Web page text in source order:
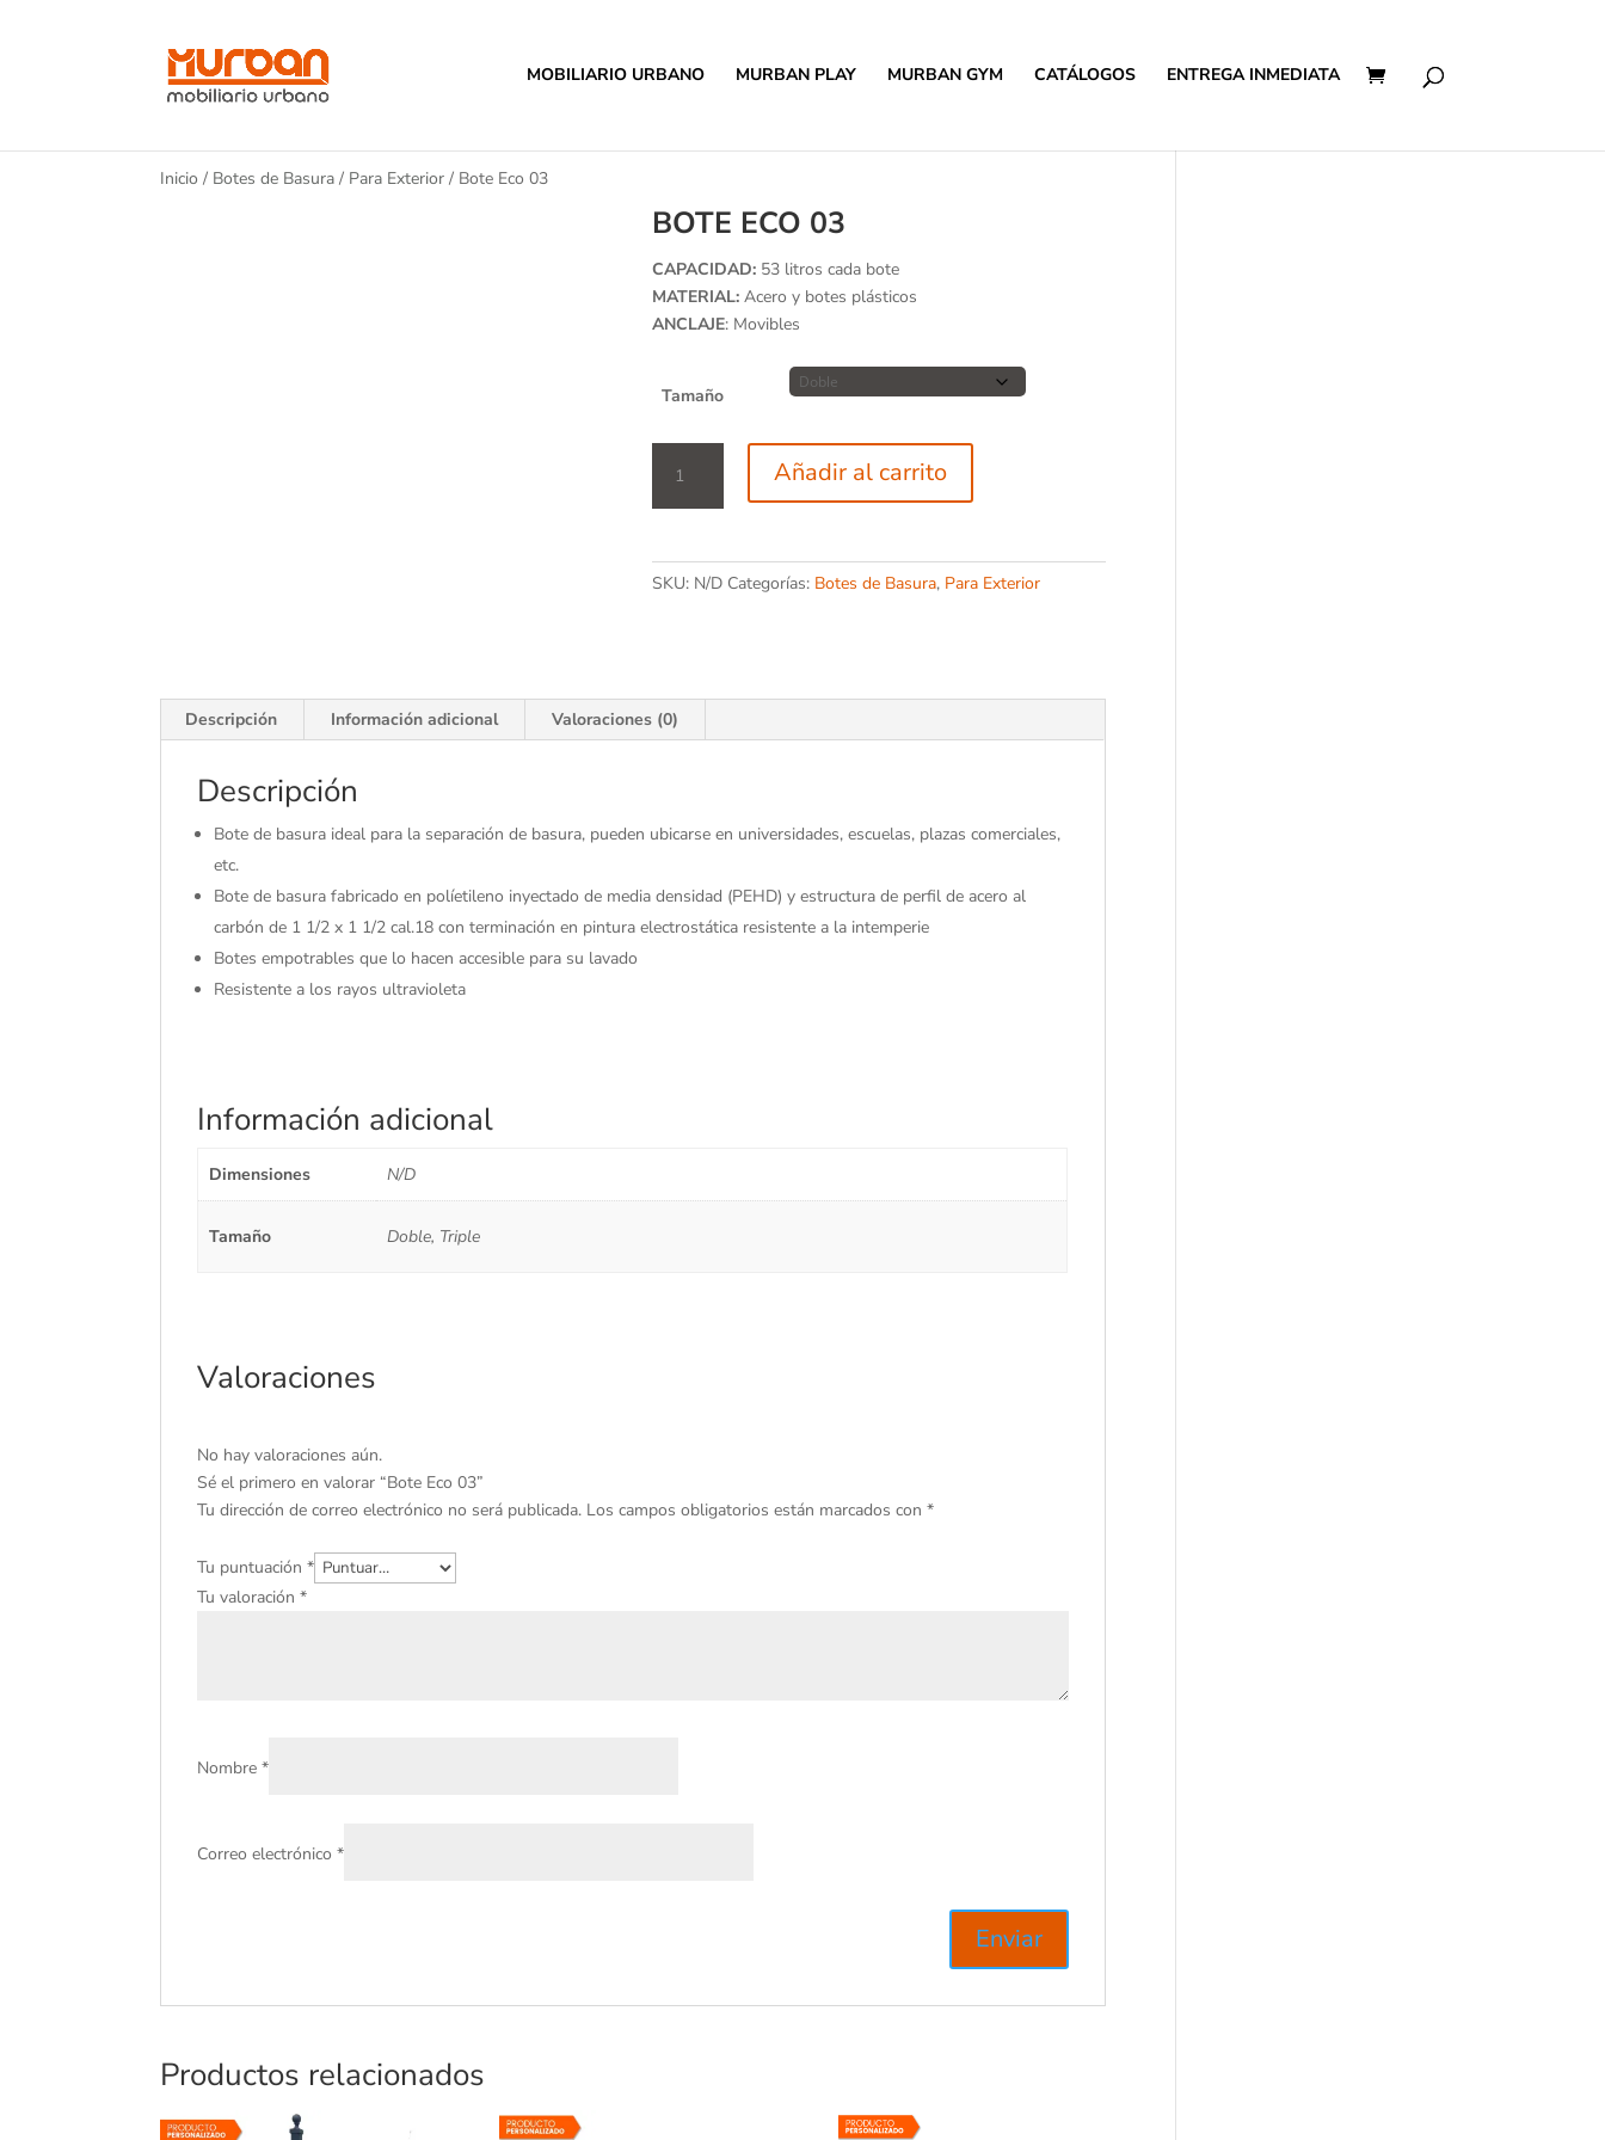
MOBILIARIO URBANO MURBAN PLAY MURBAN GYM CATÁLOGOS ENTREGA INMEDIATA
Inicio / Botes de Basura / Para Exterior / Bote Eco 03
BOTE ECO 03
CAPACIDAD: 53 litros cada bote
MATERIAL: Acero y botes plásticos
ANCLAJE: Movibles
Tamaño
Eco
03
Añadir al carrito
SKU: N/D Categorías: Botes de Basura, Para Exterior
Descripción Información adicional Valoraciones (0)
Descripción
Bote de basura ideal para la separación de basura, pueden ubicarse en universidades, escuelas, plazas comerciales,
etc.
Bote de basura fabricado en políetileno inyectado de media densidad (PEHD) y estructura de perfil de acero al
carbón de 1 1/2 x 1 1/2 cal.18 con terminación en pintura electrostática resistente a la intemperie
Botes empotrables que lo hacen accesible para su lavado
Resistente a los rayos ultravioleta
Información adicional
Dimensiones N/D
Tamaño Doble, Triple
Valoraciones
No hay valoraciones aún.
Sé el primero en valorar “Bote Eco 03”
Tu dirección de correo electrónico no será publicada. Los campos obligatorios están marcados con*
Tu puntuación*
Tu valoración*
Nombre*
Correo electrónico*
Productos relacionados